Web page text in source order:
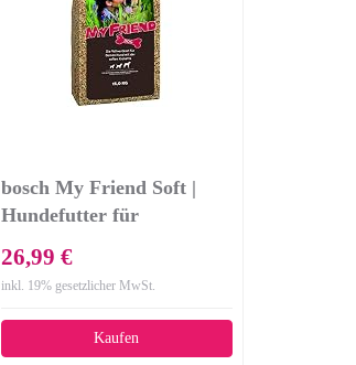
bosch My Friend Soft |
Hundefutter für
aller Rassen | Vollwertkost
mit softer Krokette | 15 kg
26,99 €
inkl. 19% gesetzlicher MwSt.
Kaufen